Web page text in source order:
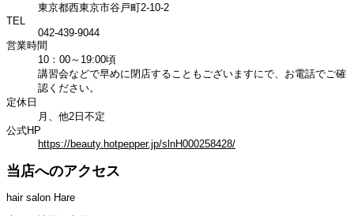
東京都西東京市谷戸町2-10-2
TEL
042-439-9044
営業時間
10：00～19:00頃
講習会などで早めに閉店することもございますにで、お電話でご確
認ください。
定休日
月、他2日不定
公式HP
https://beauty.hotpepper.jp/slnH000258428/
当店へのアクセス
hair salon Hare